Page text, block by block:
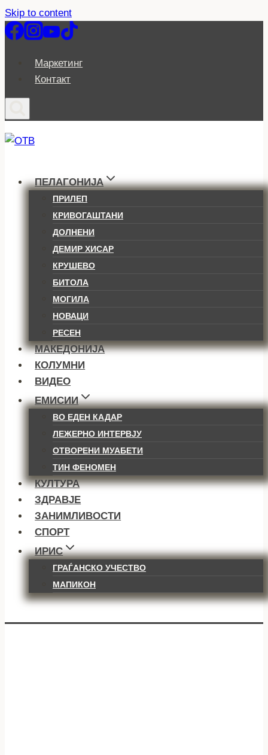
Skip to content
Маркетинг
Контакт
ПЕЛАГОНИЈА
ПРИЛЕП
КРИВОГАШТАНИ
ДОЛНЕНИ
ДЕМИР ХИСАР
КРУШЕВО
БИТОЛА
МОГИЛА
НОВАЦИ
РЕСЕН
МАКЕДОНИЈА
КОЛУМНИ
ВИДЕО
ЕМИСИИ
ВО ЕДЕН КАДАР
ЛЕЖЕРНО ИНТЕРВЈУ
ОТВОРЕНИ МУАБЕТИ
ТИН ФЕНОМЕН
КУЛТУРА
ЗДРАВЈЕ
ЗАНИМЛИВОСТИ
СПОРТ
ИРИС
ГРАЃАНСКО УЧЕСТВО
МАПИКОН